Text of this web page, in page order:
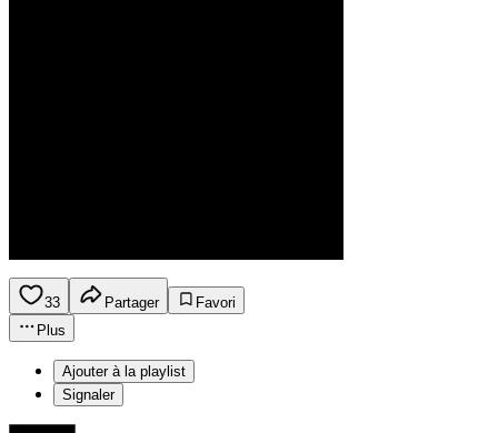
33 Partager
Favori
Plus
Ajouter à la playlist
Signaler